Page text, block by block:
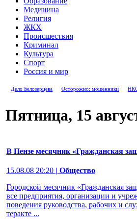
Медицина
Религия
ЖКХ
Происшествия
Криминал
Культура
Спорт
Россия и мир
Дело Белозерцева Осторожно: мошенники
Пятница, 15
В Пензе месячник «Гражданская
15.08.08 20:20 | Общество
Городской месячник «Гражданская
все предприятия, организации и
поведения руководства, рабочих и
теракте ...